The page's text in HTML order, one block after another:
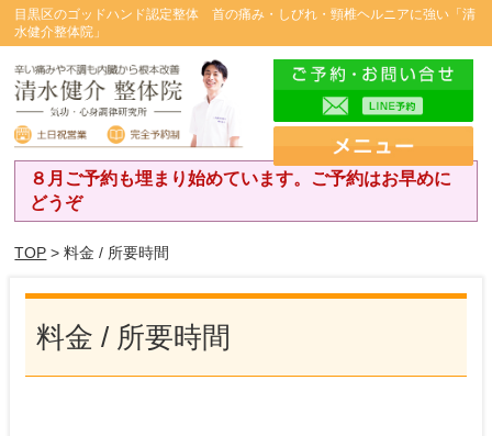
目黒区のゴッドハンド認定整体 首の痛み・しびれ・頸椎ヘルニアに強い「清
水健介整体院」
８月ご予約も埋まり始めています。ご予約はお早めに
どうぞ
TOP > 料金 / 所要時間
料金 / 所要時間